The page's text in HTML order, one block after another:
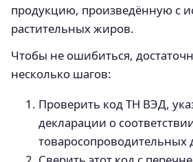
продукцию, произведённую с
растительных жиров.
Чтобы не ошибиться,
несколько шагов:
Проверить код ТН ВЭД,
декларации о
товаросопроводительных